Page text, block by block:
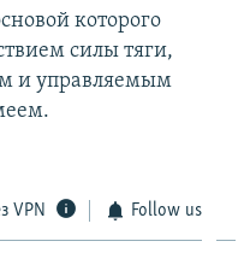
которого
силы тяги,
и управляемым
VPN Follow us